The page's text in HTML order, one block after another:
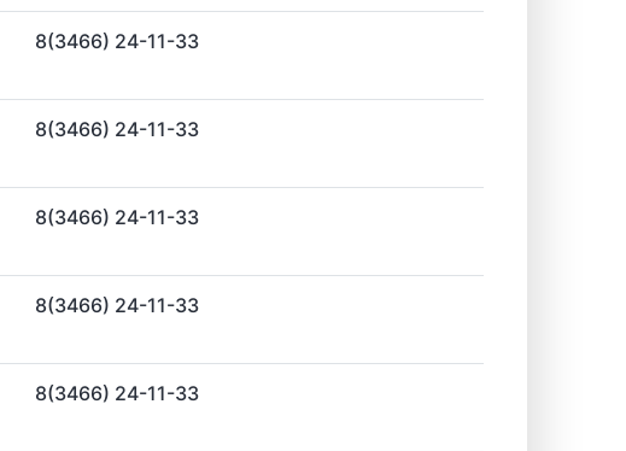
8(3466) 24-11-33
8(3466) 24-11-33
8(3466) 24-11-33
8(3466) 24-11-33
8(3466) 24-11-33